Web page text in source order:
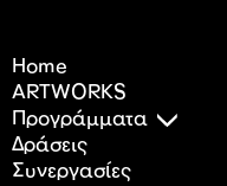
Home
ARTWORKS
Προγράμματα
Δράσεις
Συνεργασίες